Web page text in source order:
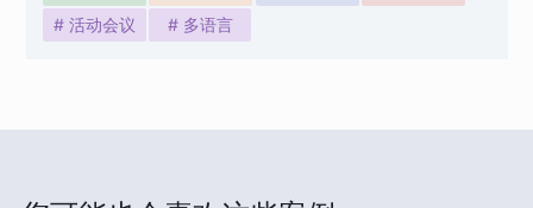
# 活动会议
# 多语言